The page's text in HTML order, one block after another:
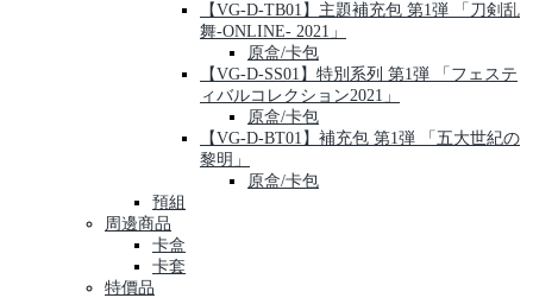
【VG-D-TB01】主題補充包 第1弾 「刀剣乱
舞-ONLINE- 2021」
原盒/卡包
【VG-D-SS01】特別系列 第1弾 「フェステ
ィバルコレクション2021」
原盒/卡包
【VG-D-BT01】補充包 第1弾 「五大世紀の
黎明」
原盒/卡包
預組
周邊商品
卡盒
卡套
特價品